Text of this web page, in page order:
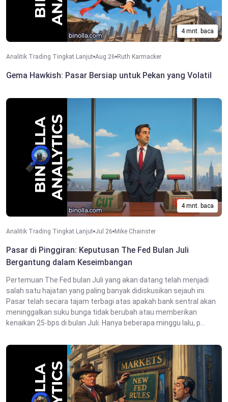
4 mnt. baca
Analitik Trading Tingkat Lanjut Aug 26 Ruth Karmacker
Gema Hawkish: Pasar Bersiap untuk Pekan yang Volatil
4 mnt. baca
Analitik Trading Tingkat Lanjut Jul 26 Mike Chainster
Pasar di Pinggiran: Keputusan The Fed Bulan Juli
Bergantung dalam Keseimbangan
Pertemuan The Fed bulan Juli yang akan datang telah menjadi
salah satu hajatan yang paling banyak didiskusikan sejauh ini.
Pasar telah secara tajam terbagi atas apakah bank sentral akan
meninggalkan suku bunga tidak berubah atau memberikan
kenaikan 25-bps di bulan Juli. Hanya beberapa minggu lalu, p...